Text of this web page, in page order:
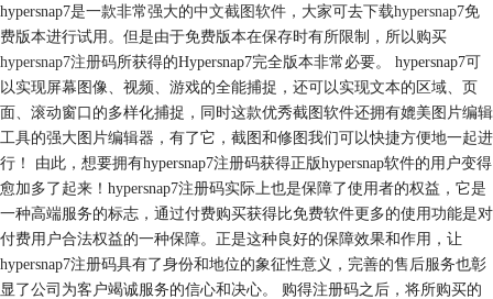
hypersnap7是一款非常强大的中文截图软件 ，大家可去下载hypersnap7免
费版本进行试用。但是由于免费版本在保存时有所限制，所以购买
hypersnap7注册码所获得的Hypersnap7完全版本非常必要。 hypersnap7可
以实现屏幕图像、视频、游戏的全能捕捉，还可以实现文本的区域、页
面、滚动窗口的多样化捕捉，同时这款优秀截图软件还拥有媲美图片编辑
工具的强大图片编辑器，有了它，截图和修图我们可以快捷方便地一起进
行！ 由此，想要拥有hypersnap7注册码获得正版hypersnap软件的用户变得
愈加多了起来！hypersnap7注册码实际上也是保障了使用者的权益，它是
一种高端服务的标志，通过付费购买获得比免费软件更多的使用功能是对
付费用户合法权益的一种保障。正是这种良好的保障效果和作用，让
hypersnap7注册码具有了身份和地位的象征性意义，完善的售后服务也彰
显了公司为客户竭诚服务的信心和决心。 购得注册码之后，将所购买的